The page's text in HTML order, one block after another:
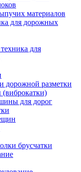
материалов
для дорожных
для
дорожной разметки
для дорог
брусчатки